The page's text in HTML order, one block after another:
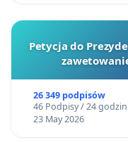
Petycja do
26 349 podpisów
46 Podpisy / 24 godzin
23 May 2026